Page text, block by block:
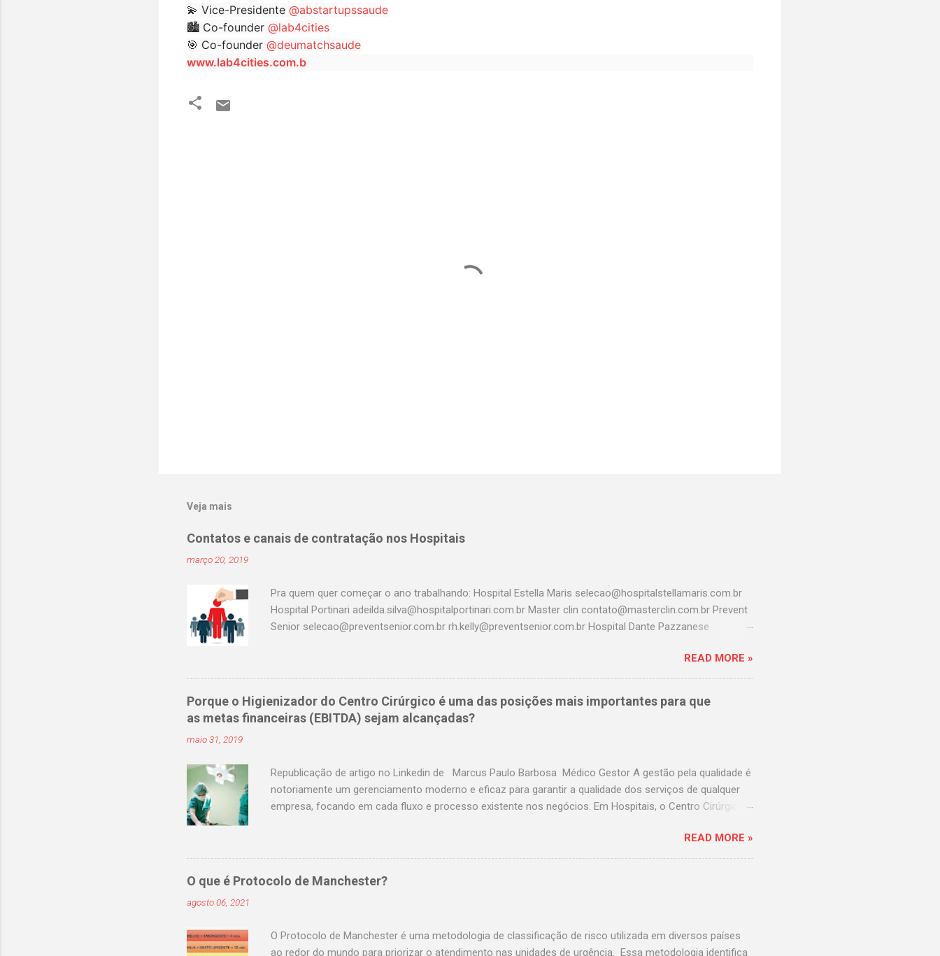
💫 Vice-Presidente @abstartupssaude
🏙 Co-founder @lab4cities
🎯 Co-founder @deumatchsaude
www.lab4cities.com.b
Veja mais
Contatos e canais de contratação nos Hospitais
março 20, 2019
Pra quem quer começar o ano trabalhando: Hospital Estella Maris selecao@hospitalstellamaris.com.br
Hospital Portinari adeilda.silva@hospitalportinari.com.br Master clin contato@masterclin.com.br Prevent
Senior selecao@preventsenior.com.br rh.kelly@preventsenior.com.br Hospital Dante Pazzanese
Assunção rhselecao@hospitalassuncao.com.br AACD mmodesto@aacd.org.br Hospital america
enfermagem@hospitalamerica.com.br rh@hospitalamerica.com.br Hospital previna
atendimento@hospitalprevina.com.br Intermedica selecao@intermedica.com.br Hospital Samaritano
selecao@samaritano.org.br Hospital Santa Paula selecao@santapaula.com.br Hospital São Cristovão
selecao@saocristovao.com.br Seconci selecao@seconci-sp.org.br Hospital Brasil
READ MORE »
Porque o Higienizador do Centro Cirúrgico é uma das posições mais importantes para que
as metas financeiras (EBITDA) sejam alcançadas?
maio 31, 2019
Republicação de artigo no Linkedin de Marcus Paulo Barbosa Médico Gestor A gestão pela qualidade é
notoriamente um gerenciamento moderno e eficaz para garantir a qualidade dos serviços de qualquer
empresa, focando em cada fluxo e processo existente nos negócios. Em Hospitais, o Centro Cirúrgico
15 a 30 % de produção indireta, portanto não é preciso explicar o impacto deste importantíssimo Centro
de Custos no IBITDA né? O que precisamos para um Centro Cirúrgico ter um bom movimento? Tenho o
privilégio de atuar tanto como Cirurgião quanto como Gestor, então posso lhes afirmar
READ MORE »
O que é Protocolo de Manchester?
agosto 06, 2021
O Protocolo de Manchester é uma metodologia de classificação de risco utilizada em diversos países
ao redor do mundo para priorizar o atendimento nas unidades de urgência. Essa metodologia identifica